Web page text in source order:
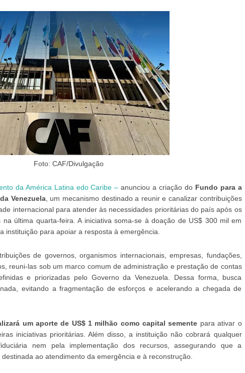
Foto: CAF/Divulgação
da América Latina edo Caribe – anunciou a criação do Fundo para a
Venezuela, um mecanismo destinado a reunir e canalizar contribuições
internacional para atender às necessidades prioritárias do país após os
última quarta-feira. A iniciativa soma-se à doação de US$ 300 mil em
instituição para apoiar a resposta à emergência.
de governos, organismos internacionais, empresas, fundações,
reuni-las sob um marco comum de administração e prestação de contas
e priorizadas pelo Governo da Venezuela. Dessa forma, busca
evitando a fragmentação de esforços e acelerando a chegada de
um aporte de US$ 1 milhão como capital semente para ativar o
iniciativas prioritárias. Além disso, a instituição não cobrará qualquer
nem pela implementação dos recursos, assegurando que a
ao atendimento da emergência e à reconstrução.